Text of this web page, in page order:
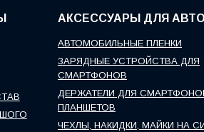
АКСЕССУАРЫ ДЛЯ АВТО
АВТОМОБИЛЬНЫЕ ПЛЕНКИ
ЗАРЯДНЫЕ УСТРОЙСТВА ДЛЯ
СМАРТФОНОВ
ДЕРЖАТЕЛИ ДЛЯ
ПЛАНШЕТОВ
ЧЕХЛЫ, НАКИДКИ, МАЙКИ НА